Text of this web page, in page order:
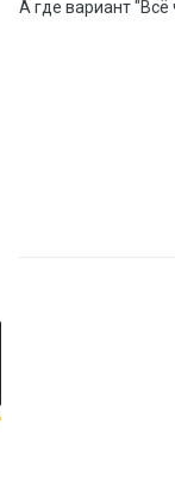
А где вариант "Всё